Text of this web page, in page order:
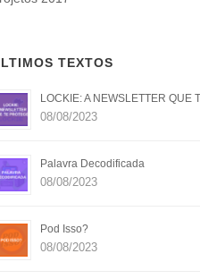
TEXTOS
LOCKIE: A NEWSLETTER QUE
08/08/2023
Palavra Decodificada
08/08/2023
Pod Isso?
08/08/2023